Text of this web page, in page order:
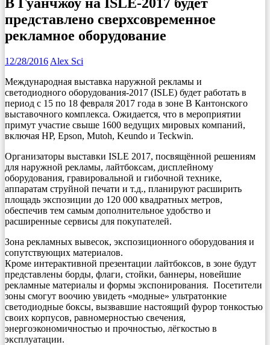
представлено сверхсовременное
рекламное оборудование
12/28/2016 Alex Sci
Международная выставка наружной рекламы и
светодиодного оборудования-2017 (ISLE) будет работать в
период с 15 по 18 февраля 2017 года в зоне В Кантонского
выставочного комплекса. Ожидается, что в мероприятии
примут участие свыше 1600 ведущих мировых компаний,
включая HP, Epson, Mutoh, Keundo и Teckwin.
Организаторы выставки ISLE 2017, посвящённой решениям
для наружной рекламы, лайтбоксам, дисплейному
оборудования, гравировальной и гибочной технике,
аппаратам струйной печати и т.д., планируют расширить
площадь экспозиции до 120 000 квадратных метров,
обеспечив тем самым дополнительное удобство и
расширенные сервисы для покупателей.
Зона рекламных вывесок, экспозиционного оборудования и
сопутствующих материалов.
Кроме интерактивной презентации лайтбоксов, в зоне будут
представлены борды, флаги, стойки, баннеры, новейшие
рекламные материалы и формы экспонирования. Посетители
зоны смогут воочию увидеть «модные» ультратонкие
светодиодные боксы, вызвавшие настоящий фурор тонкостью
своих корпусов, равномерностью свечения,
энергоэкономичностью и прочностью, лёгкостью в
эксплуатации.